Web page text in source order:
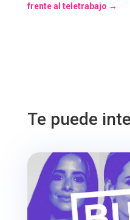
frente al teletrabajo →
Te puede